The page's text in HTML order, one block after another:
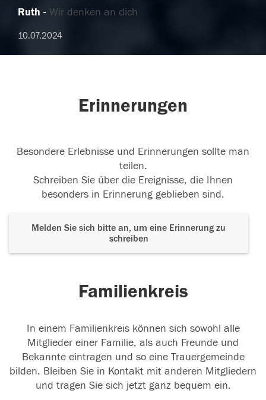
Ruth Wir denken an dich
10.07.2024
Erinnerungen
Besondere Erlebnisse und Erinnerungen sollte man
teilen.
Schreiben Sie über die Ereignisse, die Ihnen
besonders in Erinnerung geblieben sind.
Melden Sie sich bitte an, um eine Erinnerung zu
schreiben
Familienkreis
In einem Familienkreis können sich sowohl alle
Mitglieder einer Familie, als auch Freunde und
Bekannte eintragen und so eine Trauergemeinde
bilden. Bleiben Sie in Kontakt mit anderen Mitgliedern
und tragen Sie sich jetzt ganz bequem ein.